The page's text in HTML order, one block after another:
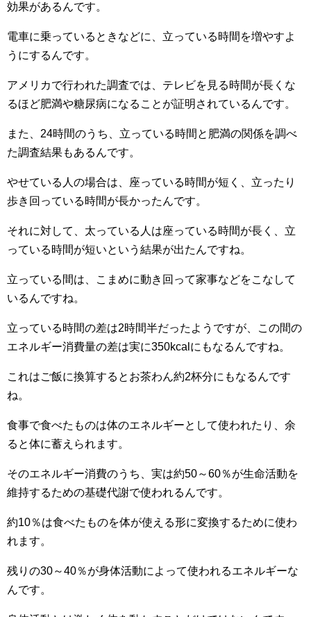
効果があるんです。
電車に乗っているときなどに、立っている時間を増やすよ
うにするんです。
アメリカで行われた調査では、テレビを見る時間が長くな
るほど肥満や糖尿病になることが証明されているんです。
また、24時間のうち、立っている時間と肥満の関係を調べ
た調査結果もあるんです。
やせている人の場合は、座っている時間が短く、立ったり
歩き回っている時間が長かったんです。
それに対して、太っている人は座っている時間が長く、立
っている時間が短いという結果が出たんですね。
立っている間は、こまめに動き回って家事などをこなして
いるんですね。
立っている時間の差は2時間半だったようですが、この間の
エネルギー消費量の差は実に350kcalにもなるんですね。
これはご飯に換算するとお茶わん約2杯分にもなるんです
ね。
食事で食べたものは体のエネルギーとして使われたり、余
ると体に蓄えられます。
そのエネルギー消費のうち、実は約50～60％が生命活動を
維持するための基礎代謝で使われるんです。
約10％は食べたものを体が使える形に変換するために使わ
れます。
残りの30～40％が身体活動によって使われるエネルギーな
んです。